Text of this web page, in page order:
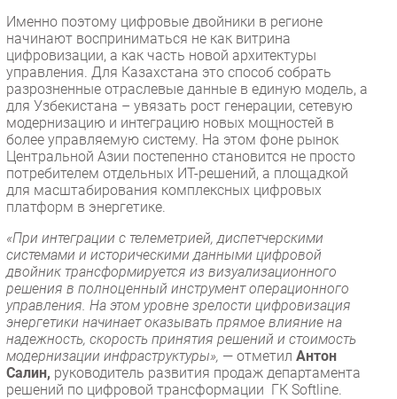
Именно поэтому цифровые двойники в регионе
начинают восприниматься не как витрина
цифровизации, а как часть новой архитектуры
управления. Для Казахстана это способ собрать
разрозненные отраслевые данные в единую модель, а
для Узбекистана – увязать рост генерации, сетевую
модернизацию и интеграцию новых мощностей в
более управляемую систему. На этом фоне рынок
Центральной Азии постепенно становится не просто
потребителем отдельных ИТ-решений, а площадкой
для масштабирования комплексных цифровых
платформ в энергетике.
«При интеграции с телеметрией, диспетчерскими
системами и историческими данными цифровой
двойник трансформируется из визуализационного
решения в полноценный инструмент операционного
управления. На этом уровне зрелости цифровизация
энергетики начинает оказывать прямое влияние на
надежность, скорость принятия решений и стоимость
модернизации инфраструктуры», — отметил Антон
Салин, руководитель развития продаж департамента
решений по цифровой трансформации ГК Softline.